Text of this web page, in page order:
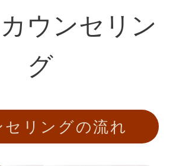
ウンセリン
グ
セリングの流れ